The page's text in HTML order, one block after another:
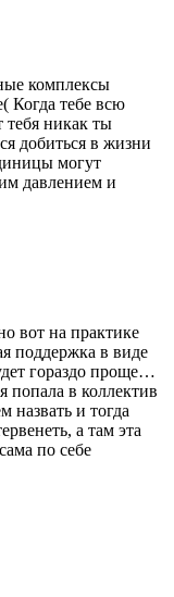
комплексы
Когда тебе всю
тебя никак ты
добиться в жизни
могут
давлением и
вот на практике
поддержка в виде
гораздо проще…
попала в коллектив
назвать и тогда
а там эта
по себе